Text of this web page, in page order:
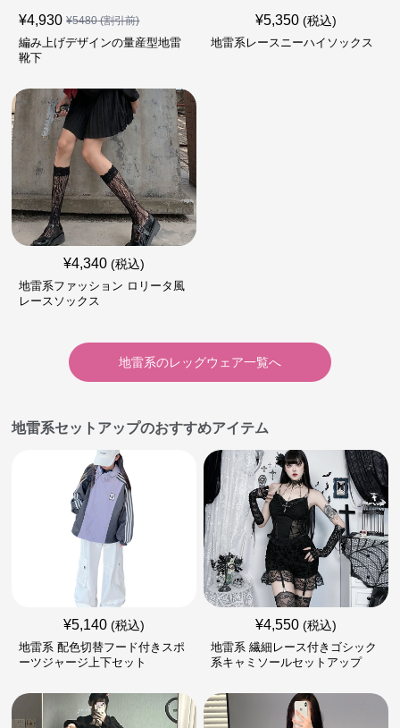
¥4,930 ¥5480(割引前)
編み上げデザインの量産型地雷
靴下
¥5,350 (税込)
地雷系レースニーハイソックス
¥4,340 (税込)
地雷系ファッション ロリータ風
レースソックス
地雷系のレッグウェア一覧へ
地雷系セットアップのおすすめアイテム
¥5,140 (税込)
地雷系 配色切替フード付きスポ
ーツジャージ上下セット
¥4,550 (税込)
地雷系 繊細レース付きゴシック
系キャミソールセットアップ